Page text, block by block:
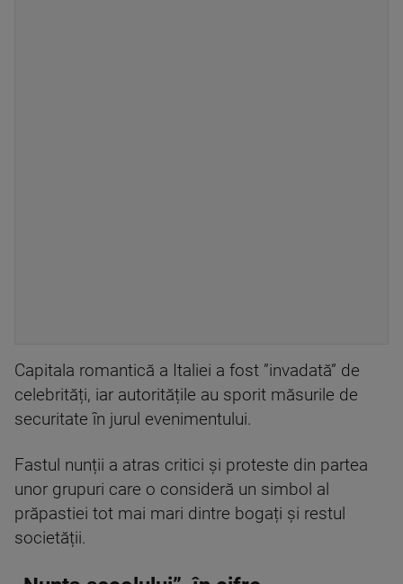
Capitala romantică a Italiei a fost ”invadată” de
celebrități, iar autoritățile au sporit măsurile de
securitate în jurul evenimentului.
Fastul nunții a atras critici și proteste din partea
unor grupuri care o consideră un simbol al
prăpastiei tot mai mari dintre bogați și restul
societății.